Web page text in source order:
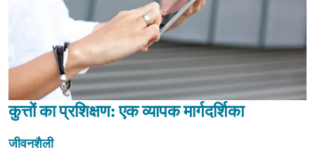
कुत्तों का प्रशिक्षण: एक व्यापक मार्गदर्शिका
जीवनशैली